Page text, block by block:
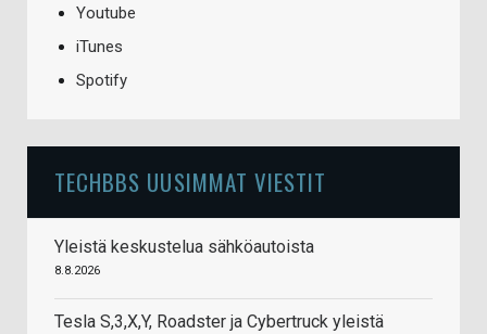
Youtube
iTunes
Spotify
TECHBBS UUSIMMAT VIESTIT
Yleistä keskustelua sähköautoista
8.8.2026
Tesla S,3,X,Y, Roadster ja Cybertruck yleistä